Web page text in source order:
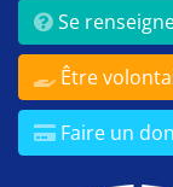
Se
Être
Faire un don